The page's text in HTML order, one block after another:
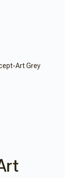
Art Grey